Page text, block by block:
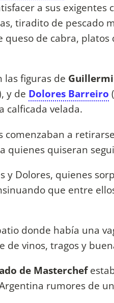
a sus exigentes
tiradito de pescado
de cabra,
las figuras de
y de Dolores Barreiro
calficada velada.
comenzaban a
quiseran
y Dolores, quienes
que entre
donde había una
vinos, tragos y
de Masterchef
rumores de